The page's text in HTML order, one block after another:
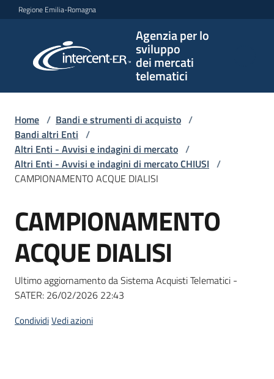
Vai al contenuto
Vai alla navigazione
Vai al footer
Regione Emilia-Romagna
Agenzia per lo
sviluppo
dei mercati
telematici
per lo
sviluppo
telematici
L'Agenzia
Bandi
strumenti
acquisto
Home / Bandi e strumenti di acquisto /
Bandi altri Enti /
Altri Enti - Avvisi e indagini di mercato /
Altri Enti - Avvisi e indagini di mercato CHIUSI /
CAMPIONAMENTO ACQUE DIALISI
Salta al contenuto
CAMPIONAMENTO
ACQUE DIALISI
Ultimo aggiornamento da Sistema Acquisti Telematici -
SATER: 26/02/2026 22:43
CondividiVedi azioni